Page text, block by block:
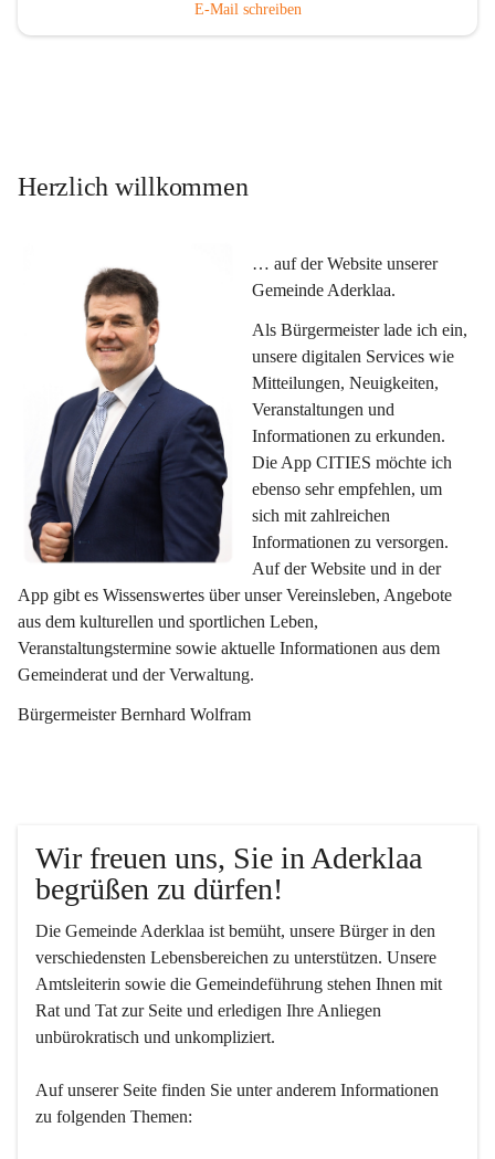
E-Mail schreiben
Herzlich willkommen
… auf der Website unserer
Gemeinde Aderklaa.
Als Bürgermeister lade ich ein,
unsere digitalen Services wie
Mitteilungen, Neuigkeiten,
Veranstaltungen und
Informationen zu erkunden.
Die App CITIES möchte ich
ebenso sehr empfehlen, um
sich mit zahlreichen
Informationen zu versorgen.
Auf der Website und in der
App gibt es Wissenswertes über unser Vereinsleben, Angebote
aus dem kulturellen und sportlichen Leben,
Veranstaltungstermine sowie aktuelle Informationen aus dem
Gemeinderat und der Verwaltung.
Bürgermeister Bernhard Wolfram
Wir freuen uns, Sie in Aderklaa
begrüßen zu dürfen!
Die Gemeinde Aderklaa ist bemüht, unsere Bürger in den
verschiedensten Lebensbereichen zu unterstützen. Unsere
Amtsleiterin sowie die Gemeindeführung stehen Ihnen mit
Rat und Tat zur Seite und erledigen Ihre Anliegen
unbürokratisch und unkompliziert.
Auf unserer Seite finden Sie un­ter an­de­rem Informationen
zu folgenden Themen: